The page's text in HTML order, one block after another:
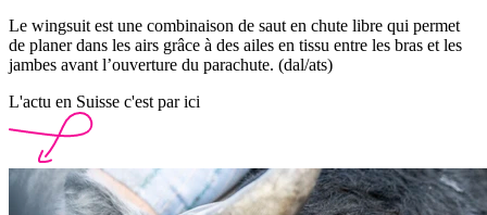
Le wingsuit est une combinaison de saut en chute libre qui permet
de planer dans les airs grâce à des ailes en tissu entre les bras et les
jambes avant l’ouverture du parachute. (dal/ats)
L'actu en Suisse c'est par ici